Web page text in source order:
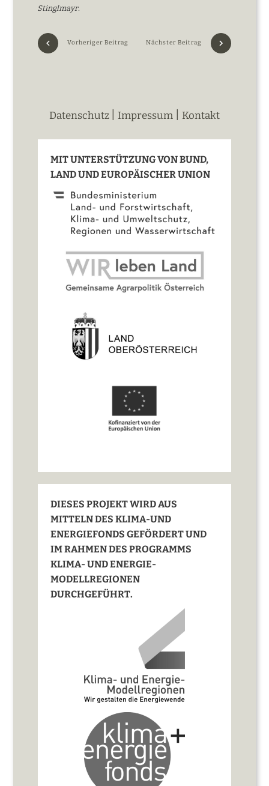
Stinglmayr.
Vorheriger Beitrag Nächster Beitrag
Datenschutz Impressum Kontakt
MIT UNTERSTÜTZUNG VON BUND,
LAND UND EUROPÄISCHER UNION
DIESES PROJEKT WIRD AUS
MITTELN DES KLIMA-UND
ENERGIEFONDS GEFÖRDERT UND
IM RAHMEN DES PROGRAMMS
KLIMA- UND ENERGIE-
MODELLREGIONEN
DURCHGEFÜHRT.